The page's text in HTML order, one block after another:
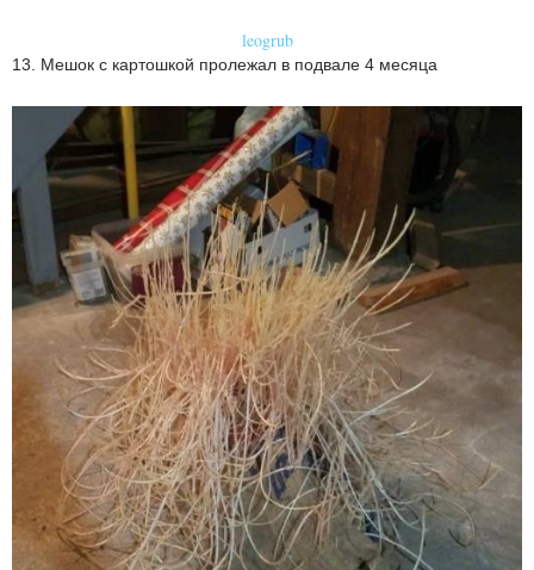
leogrub
13. Мешок с картошкой пролежал в подвале 4 месяца